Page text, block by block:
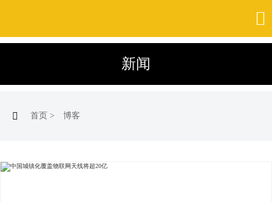

新闻
 首页 > 博客